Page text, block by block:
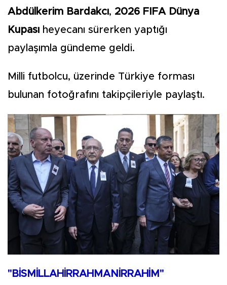
Abdülkerim Bardakcı, 2026 FIFA Dünya
Kupası heyecanı sürerken yaptığı
paylaşımla gündeme geldi.
Milli futbolcu, üzerinde Türkiye forması
bulunan fotoğrafını takipçileriyle paylaştı.
"BİSMİLLAHİRRAHMANİRRAHİM"